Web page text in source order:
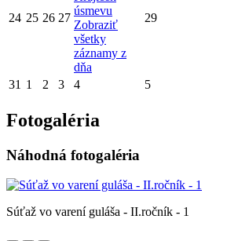
24 25 26 27
úsmevu
Zobraziť
všetky
záznamy z
dňa
29
31 1 2 3 4 5
Fotogaléria
Náhodná fotogaléria
Súťaž vo varení guláša - II.ročník - 1